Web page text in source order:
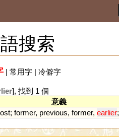
搜索
| 常用字| 冷僻字
], 找到 1 個
意義
; former, previous, former, earlier;